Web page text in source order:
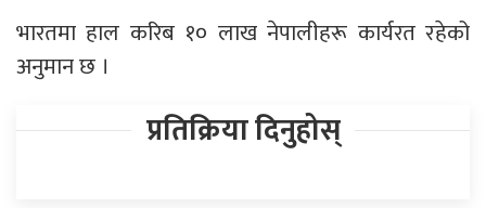
भारतमा हाल करिब १० लाख नेपालीहरू कार्यरत रहेको
अनुमान छ ।
प्रतिक्रिया दिनुहोस्